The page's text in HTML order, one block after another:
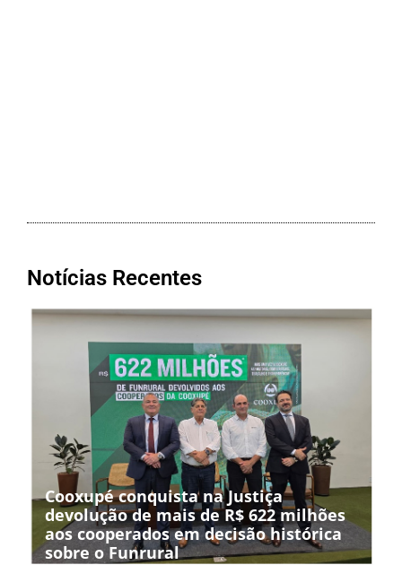
Notícias Recentes
Cooxupé conquista na Justiça
devolução de mais de R$ 622 milhões
aos cooperados em decisão histórica
sobre o Funrural